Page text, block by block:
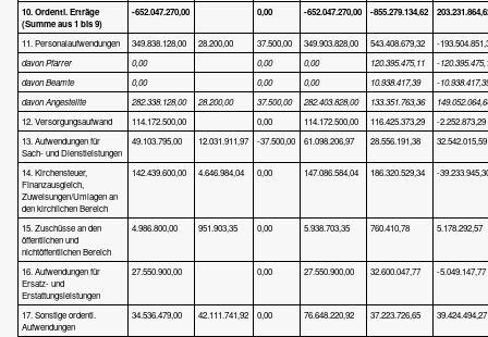
10. Ordentl. Erträge
(Summe aus 1 bis 9)
-652.047.270,00 0,00 -652.047.270,00 -855.279.134,62
11. Personalaufwendungen 349.838.128,00 28.200,00 37.500,00 349.903.828,00 543.408.679,32
-
davon Pfarrer
0,00 0,00 0,00 120.395.475,11
-
davon Beamte
0,00 0,00 0,00 10.938.417,39
-
davon Angestellte
282.338.128,00 28.200,00 37.500,00 282.403.828,00 133.351.763,36
12. Versorgungsaufwand
114.172.500,00 0,00 114.172.500,00 116.425.373,29
-2.252.873,29
13. Aufwendungen für
Sach- und Dienstleistungen
49.103.795,00 12.031.911,97 -37.500,00 61.098.206,97 28.556.191,38 32.542.015,59
14. Kirchensteuer,
Finanzausgleich,
Zuweisungen/Umlagen an
den kirchlichen Bereich
142.439.600,00 4.646.984,04 0,00 147.086.584,04 186.320.529,34 -
15. Zuschüsse an den
öffentlichen und
nichtöffentlichen Bereich
4.986.800,00 951.903,35 0,00 5.938.703,35 760.410,78 5.178.292,57
16. Aufwendungen für
Ersatz- und
Erstattungsleistungen
27.550.900,00 0,00 27.550.900,00 32.600.047,77 -5.049.147,77
17. Sonstige ordentl.
Aufwendungen
34.536.479,00 42.111.741,92 0,00 76.648.220,92 37.223.726,65 39.424.494,27